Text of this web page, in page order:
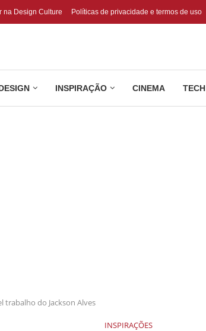
na Design Culture Políticas de privacidade e termos de uso
INSPIRAÇÃO CINEMA TECH
trabalho do Jackson Alves
INSPIRAÇÕES